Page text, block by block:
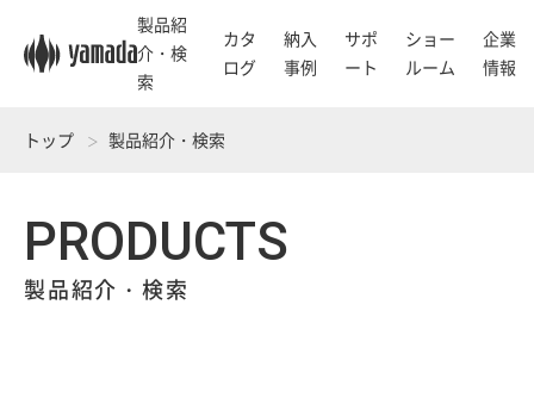
製品紹
介・検
索
カタ
ログ
納入
事例
サポ
ート
ショー
ルーム
企業
情報
トップ 製品紹介・検索
PRODUCTS
製品紹介・検索